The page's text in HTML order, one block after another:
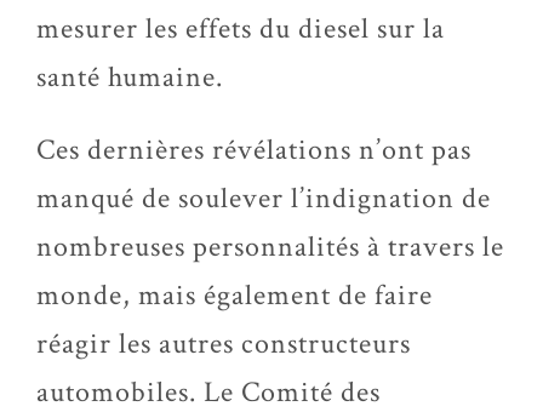
mesurer les effets du diesel sur la
santé humaine.
Ces dernières révélations n’ont pas
manqué de soulever l’indignation de
nombreuses personnalités à travers le
monde, mais également de faire
réagir les autres constructeurs
automobiles. Le Comité des